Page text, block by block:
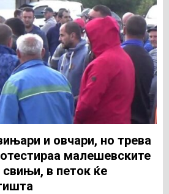
и овчари, но трева
малешевските
в петок ќе